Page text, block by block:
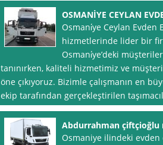
OSMANİYE CEYLAN
Osmani̇ye Ceylan Evden
hizmetlerinde lider bir
Osmani̇ye’deki
tanınırken, kaliteli hizmetimiz ve
öne çıkıyoruz. Bizimle çalışmanın en
ekip tarafından gerçekleştirilen
Abdurrahman çiftçioğlu
Osmaniye ilindeki evden